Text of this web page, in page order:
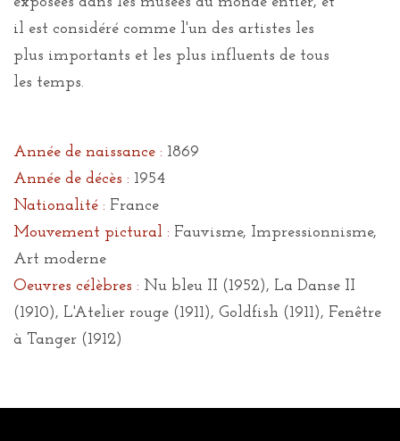
il est considéré comme l'un des artistes les
plus importants et les plus influents de tous
les temps.
Année de naissance : 1869
Année de décès : 1954
Nationalité : France
Mouvement pictural : Fauvisme, Impressionnisme,
Art moderne
Oeuvres célèbres : Nu bleu II (1952), La Danse II
(1910), L'Atelier rouge (1911), Goldfish (1911), Fenêtre
à Tanger (1912)